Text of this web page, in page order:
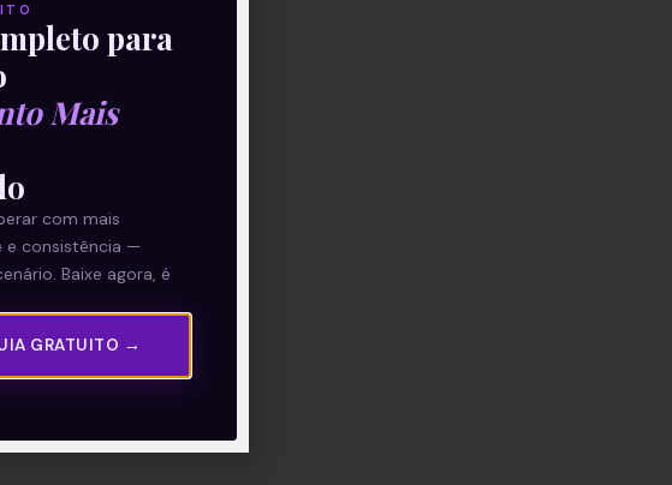
para
Mais
com mais
e consistência —
Baixe agora, é
GRATUITO →